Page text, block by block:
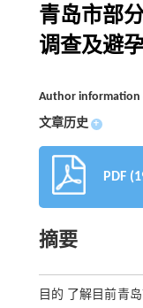
青岛市部
调查及避
Author information
文章历史 +
PDF
摘要
目的 了解目前青